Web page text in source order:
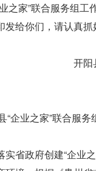
业之家”联合服务组
给你们，请认真抓
开阳
“企业之家”联合服务
实省政府创建“企业